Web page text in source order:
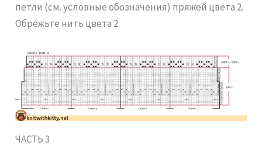
петли (см. условные обозначения) пряжей цвета 2.
Обрежьте нить цвета 2.
ЧАСТЬ 3